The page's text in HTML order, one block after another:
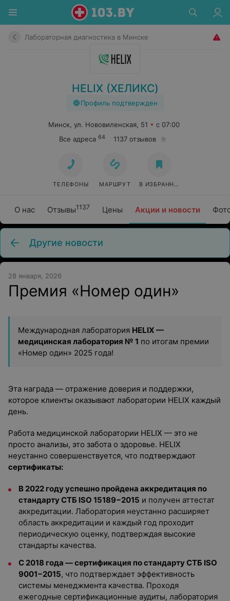
Лабораторная диагностика в Минске
HELIX (ХЕЛИКС)
Профиль подтвержден
О нас Отзывы1137 Цены Акции и новости
Минск, ул. Нововиленская, 51
с 07:00
Все адреса 64 1137 отзывов
ТЕЛЕФОНЫ МАРШРУТ В ИЗБРАННОЕ
Другие новости
28 января, 2026
Премия «Номер один»
Международная лаборатория HELIX —
медицинская лаборатория № 1 по итогам премии
«Номер один» 2025 года!
Эта награда — отражение доверия и поддержки,
которое клиенты оказывают лаборатории HELIX каждый
день.
Работа медицинской лаборатории HELIX — это не
просто анализы, это забота о здоровье. HELIX
неустанно совершенствуется, что подтверждают
сертификаты:
В 2022 году успешно пройдена аккредитация по
стандарту СТБ ISO 15189−2015 и получен аттестат
аккредитации. Лаборатория неустанно расширяет
область аккредитации и каждый год проходит
периодическую оценку, подтверждая высокие
стандарты качества.
С 2018 года — сертификация по стандарту СТБ ISO
9001−2015, что подтверждает эффективность
системы менеджмента качества. Проходя
ежегодные сертификационные аудиты, лаборатория